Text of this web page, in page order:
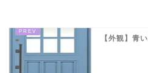
【外観】青